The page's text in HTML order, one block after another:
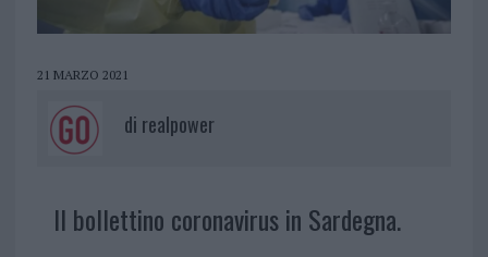
21 MARZO 2021
di realpower
Il bollettino coronavirus in Sardegna.